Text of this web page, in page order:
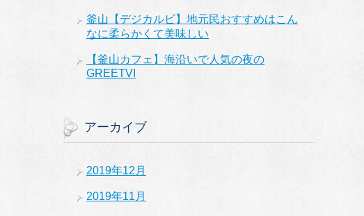
釜山【デジカルビ】地元民おすすめはこん
なに柔らかくて美味しい
【釜山カフェ】海沿いで人気の夜の
GREETVI
アーカイブ
2019年12月
2019年11月